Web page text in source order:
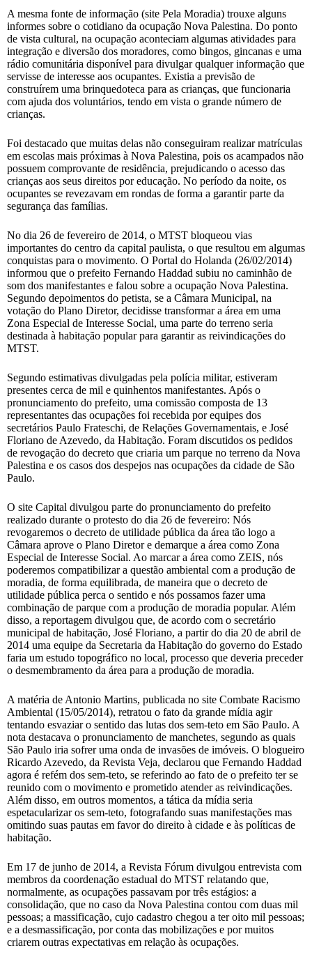
A mesma fonte de informação (site Pela Moradia) trouxe alguns
informes sobre o cotidiano da ocupação Nova Palestina. Do ponto
de vista cultural, na ocupação aconteciam algumas atividades para
integração e diversão dos moradores, como bingos, gincanas e uma
rádio comunitária disponível para divulgar qualquer informação que
servisse de interesse aos ocupantes. Existia a previsão de
construírem uma brinquedoteca para as crianças, que funcionaria
com ajuda dos voluntários, tendo em vista o grande número de
crianças.
Foi destacado que muitas delas não conseguiram realizar matrículas
em escolas mais próximas à Nova Palestina, pois os acampados não
possuem comprovante de residência, prejudicando o acesso das
crianças aos seus direitos por educação. No período da noite, os
ocupantes se revezavam em rondas de forma a garantir parte da
segurança das famílias.
No dia 26 de fevereiro de 2014, o MTST bloqueou vias
importantes do centro da capital paulista, o que resultou em algumas
conquistas para o movimento. O Portal do Holanda (26/02/2014)
informou que o prefeito Fernando Haddad subiu no caminhão de
som dos manifestantes e falou sobre a ocupação Nova Palestina.
Segundo depoimentos do petista, se a Câmara Municipal, na
votação do Plano Diretor, decidisse transformar a área em uma
Zona Especial de Interesse Social, uma parte do terreno seria
destinada à habitação popular para garantir as reivindicações do
MTST.
Segundo estimativas divulgadas pela polícia militar, estiveram
presentes cerca de mil e quinhentos manifestantes. Após o
pronunciamento do prefeito, uma comissão composta de 13
representantes das ocupações foi recebida por equipes dos
secretários Paulo Frateschi, de Relações Governamentais, e José
Floriano de Azevedo, da Habitação. Foram discutidos os pedidos
de revogação do decreto que criaria um parque no terreno da Nova
Palestina e os casos dos despejos nas ocupações da cidade de São
Paulo.
O site Capital divulgou parte do pronunciamento do prefeito
realizado durante o protesto do dia 26 de fevereiro: Nós
revogaremos o decreto de utilidade pública da área tão logo a
Câmara aprove o Plano Diretor e demarque a área como Zona
Especial de Interesse Social. Ao marcar a área como ZEIS, nós
poderemos compatibilizar a questão ambiental com a produção de
moradia, de forma equilibrada, de maneira que o decreto de
utilidade pública perca o sentido e nós possamos fazer uma
combinação de parque com a produção de moradia popular. Além
disso, a reportagem divulgou que, de acordo com o secretário
municipal de habitação, José Floriano, a partir do dia 20 de abril de
2014 uma equipe da Secretaria da Habitação do governo do Estado
faria um estudo topográfico no local, processo que deveria preceder
o desmembramento da área para a produção de moradia.
A matéria de Antonio Martins, publicada no site Combate Racismo
Ambiental (15/05/2014), retratou o fato da grande mídia agir
tentando esvaziar o sentido das lutas dos sem-teto em São Paulo. A
nota destacava o pronunciamento de manchetes, segundo as quais
São Paulo iria sofrer uma onda de invasões de imóveis. O blogueiro
Ricardo Azevedo, da Revista Veja, declarou que Fernando Haddad
agora é refém dos sem-teto, se referindo ao fato de o prefeito ter se
reunido com o movimento e prometido atender as reivindicações.
Além disso, em outros momentos, a tática da mídia seria
espetacularizar os sem-teto, fotografando suas manifestações mas
omitindo suas pautas em favor do direito à cidade e às políticas de
habitação.
Em 17 de junho de 2014, a Revista Fórum divulgou entrevista com
membros da coordenação estadual do MTST relatando que,
normalmente, as ocupações passavam por três estágios: a
consolidação, que no caso da Nova Palestina contou com duas mil
pessoas; a massificação, cujo cadastro chegou a ter oito mil pessoas;
e a desmassificação, por conta das mobilizações e por muitos
criarem outras expectativas em relação às ocupações.